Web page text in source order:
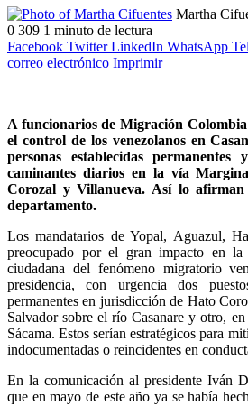
Martha
0 309 1 minuto de lectura
Facebook Twitter LinkedIn WhatsApp
correo electrónico Imprimir
A funcionarios de Migración Colombia
el control de los venezolanos en
personas establecidas
caminantes diarios en la vía
Corozal y Villanueva. Así lo afirman
departamento.
Los mandatarios de Yopal, Aguazul,
preocupado por el gran impacto en la
ciudadana del fenómeno migratorio
presidencia, con urgencia dos
permanentes en jurisdicción de Hato
Salvador sobre el río Casanare y otro,
Sácama. Estos serían estratégicos para
indocumentadas o reincidentes en
En la comunicación al presidente Iván
que en mayo de este año ya se había